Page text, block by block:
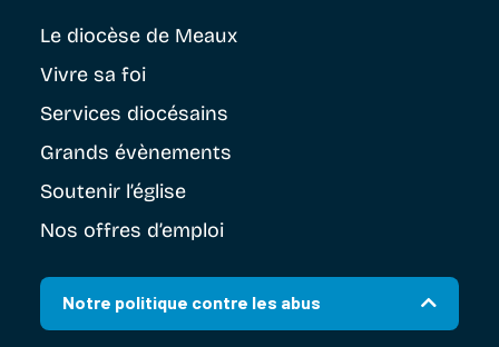
Le diocèse de Meaux
Vivre sa foi
Services diocésains
Grands évènements
Soutenir l’église
Nos offres d’emploi
Notre politique contre les abus